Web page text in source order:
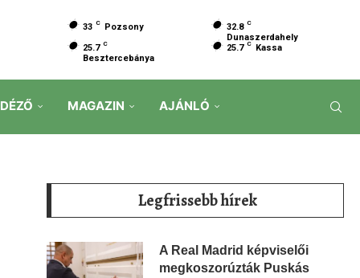
33 C Pozsony 32.8 C
Dunaszerdahely
25.7 C
Besztercebánya
25.7 C Kassa
MAGAZIN AJÁNLÓ
Legfrissebb hírek
A Real Madrid képviselői
megkoszorúzták Puskás